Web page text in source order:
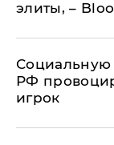
элиты, –
Социальную
РФ
игрок